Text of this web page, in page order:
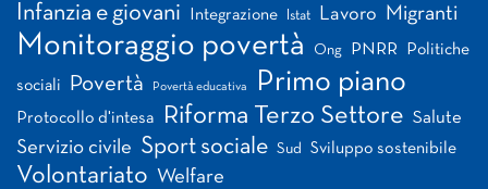
Infanzia e giovani Integrazione Istat Lavoro Migranti
Monitoraggio povertà Ong PNRR Politiche
sociali Povertà Povertà educativa Primo piano
Protocollo d'intesa Riforma Terzo Settore Salute
Servizio civile Sport sociale Sud Sviluppo sostenibile
Volontariato Welfare